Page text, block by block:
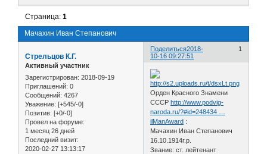
Мачахин Иван Степанович
Страница:1
Поделиться 1
2018-
10-16 09:27:51
Стрельцов К.Г.
Активный участник
Зарегистрирован: 2018-09-19
Приглашений: 0
Сообщений: 4267
Уважение: [+545/-0]
Позитив: [+0/-0]
Провел на форуме:
1 месяц 26 дней
Последний визит:
2020-02-27 13:13:17
Орден Красного Знамени
СССРhttp://www.podvig-
naroda.ru/?#id=248434 …
ilManAward :
Мачахин Иван Степанович
16.10.1914г.р.
Звание: ст. лейтенант